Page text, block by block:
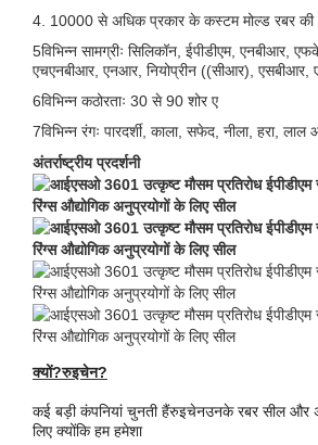
4. 10000 से अधिक प्रकार के कस्टम मोल्ड रबर
5विभिन्न सामग्रीः सिलिकॉन, ईपीडीएम, एनबीआर,
एचएनबीआर, एनआर, नियोप्रीन ((सीआर), एसबीआर,
6विभिन्न कठोरताः 30 से 90 शोर ए
7विभिन्न रंगः पारदर्शी, काला, सफेद, नीला, हरा, लाल
अंतर्राष्ट्रीय प्रदर्शनी
क्यों?रुइचेन?
कई बड़ी कंपनियां चुनती हैंरुइचेनउनके रबर सील और
लिए क्योंकि हम हमेशा